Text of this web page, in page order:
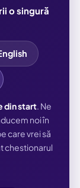
o singură
din start. Ne
noi în
care vrei să
chestionarul